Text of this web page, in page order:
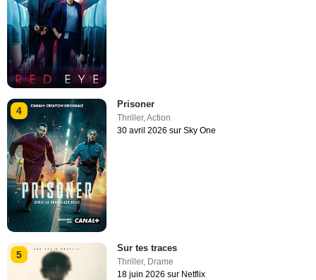
4
Prisoner
Thriller,Action
30 avril 2026 sur Sky One
5
Sur tes traces
Thriller, Drame
18 juin 2026 sur Netflix